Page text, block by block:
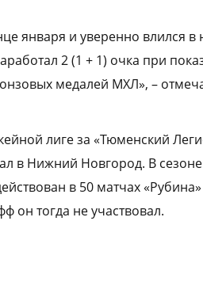
января и уверенно влился
2 (1 + 1) очка при
медалей МХЛ», –
лиге за «Тюменский
в Нижний Новгород. В
в 50 матчах
он тогда не участвовал.